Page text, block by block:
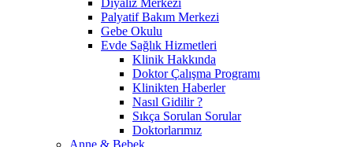
Palyatif Bakım Merkezi
Gebe Okulu
Evde Sağlık Hizmetleri
Klinik Hakkında
Doktor Çalışma Programı
Klinikten Haberler
Nasıl Gidilir ?
Sıkça Sorulan Sorular
Doktorlarımız
Anne & Bebek